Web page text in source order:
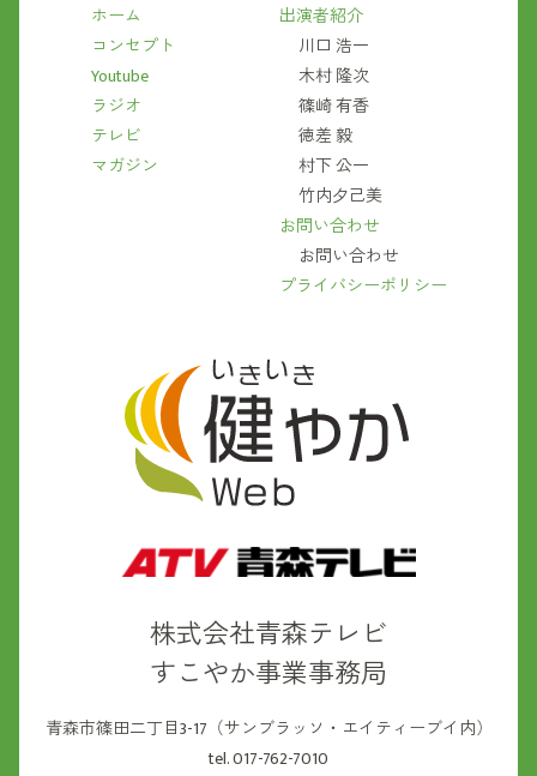
株式会社青森テレビ
すこやか事業事務局
青森市篠田二丁目3-17（サンブラッソ・エイティーブイ内）
tel. 017-762-7010
ホーム
コンセプト
Youtube
ラジオ
テレビ
マガジン
出演者紹介
川口 浩一
木村 隆次
篠崎 有香
徳差 毅
村下 公一
竹内夕己美
お問い合わせ
お問い合わせ
プライバシーポリシー